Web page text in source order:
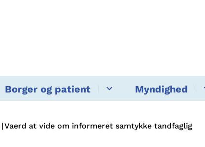
Borger og patient Myndighed
Vaerd at vide om informeret samtykke tandfaglig